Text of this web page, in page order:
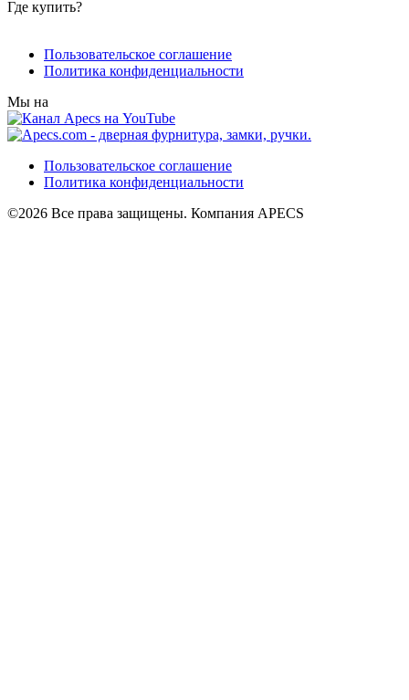
Где купить?
Пользовательское соглашение
Политика конфиденциальности
Мы на
Пользовательское соглашение
Политика конфиденциальности
©2026 Все права защищены. Компания APECS